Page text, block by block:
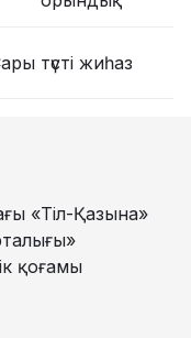
түсті жиһаз
«Тіл-Қазына»
қоғамы